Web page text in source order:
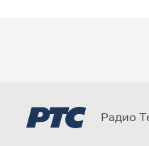
Радио